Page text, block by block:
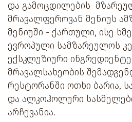
და გამოცდილების
მრავალფეროვან მენიუს
მენიუში - ქართული, ისე
ევროპული სამზარეულოს
ექსკლუზიური
მრავალსახეობის
რესტორანში ოთხი ბარია,
და ალკოჰოლური
არჩევანია.